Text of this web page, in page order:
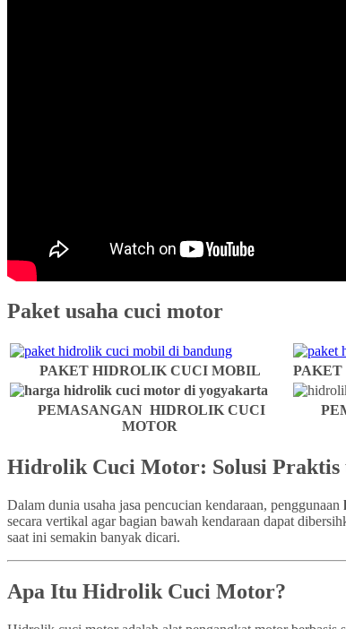
Paket usaha cuci motor
PAKET HIDROLIK CUCI MOBIL
PEMASANGAN HIDROLIK CUCI
MOTOR
Hidrolik Cuci Motor: Solusi Praktis
Dalam dunia usaha jasa pencucian kendaraan, penggunaan
secara vertikal agar bagian bawah kendaraan dapat
saat ini semakin banyak dicari.
Apa Itu Hidrolik Cuci Motor?